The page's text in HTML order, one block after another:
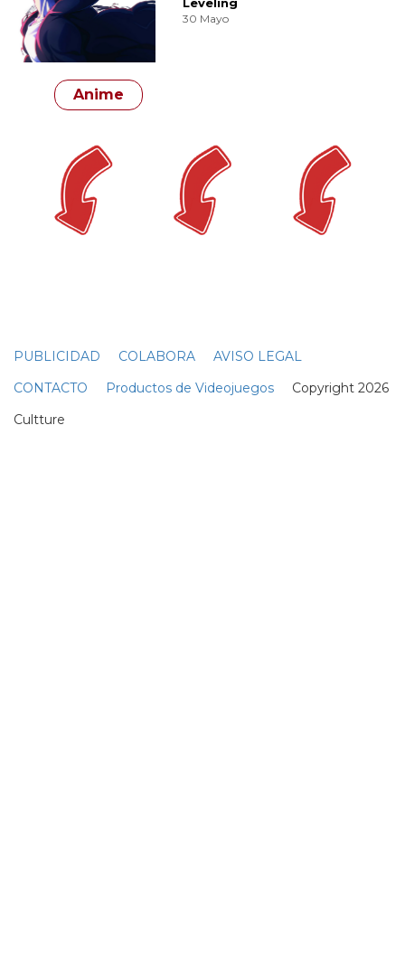
30 Mayo
Anime
PUBLICIDAD COLABORA
AVISO LEGAL
CONTACTO
Productos de Videojuegos Copyright 2026
Cultture